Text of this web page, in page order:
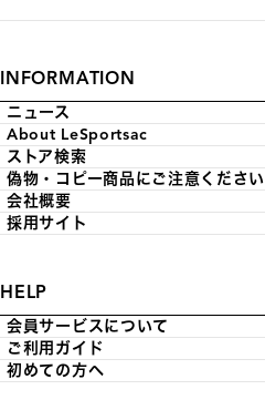
INFORMATION
ニュース
About LeSportsac
ストア検索
偽物・コピー商品にご注意ください
会社概要
採用サイト
HELP
会員サービスについて
ご利用ガイド
初めての方へ